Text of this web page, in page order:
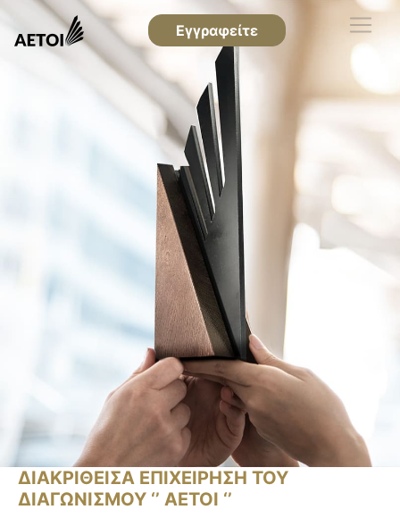
Εγγραφείτε
ΔΙΑΚΡΙΘΕΙΣΑ ΕΠΙΧΕΙΡΗΣΗ ΤΟΥ
ΔΙΑΓΩΝΙΣΜΟΥ ‘’ ΑΕΤΟΙ ‘’